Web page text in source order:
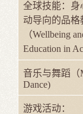
全球技能：身
动导向的品格
（Wellbeing
Education in
音乐与舞蹈（
Dance)
游戏活动：